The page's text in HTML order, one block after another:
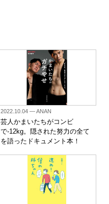
2022.10.04— ANAN
芸人かまいたちがコンビ
で-12kg。隠された努力の全て
を語ったドキュメント本！